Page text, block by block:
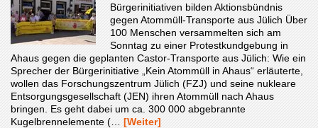
Bürgerinitiativen bilden Aktionsbündnis
gegen Atommüll-Transporte aus Jülich Über
100 Menschen versammelten sich am
Sonntag zu einer Protestkundgebung in
Ahaus gegen die geplanten Castor-Transporte aus Jülich: Wie ein
Sprecher der Bürgerinitiative „Kein Atommüll in Ahaus“ erläuterte,
wollen das Forschungszentrum Jülich (FZJ) und seine nukleare
Entsorgungsgesellschaft (JEN) ihren Atommüll nach Ahaus
bringen. Es geht dabei um ca. 300 000 abgebrannte
Kugelbrennelemente (… [Weiter]